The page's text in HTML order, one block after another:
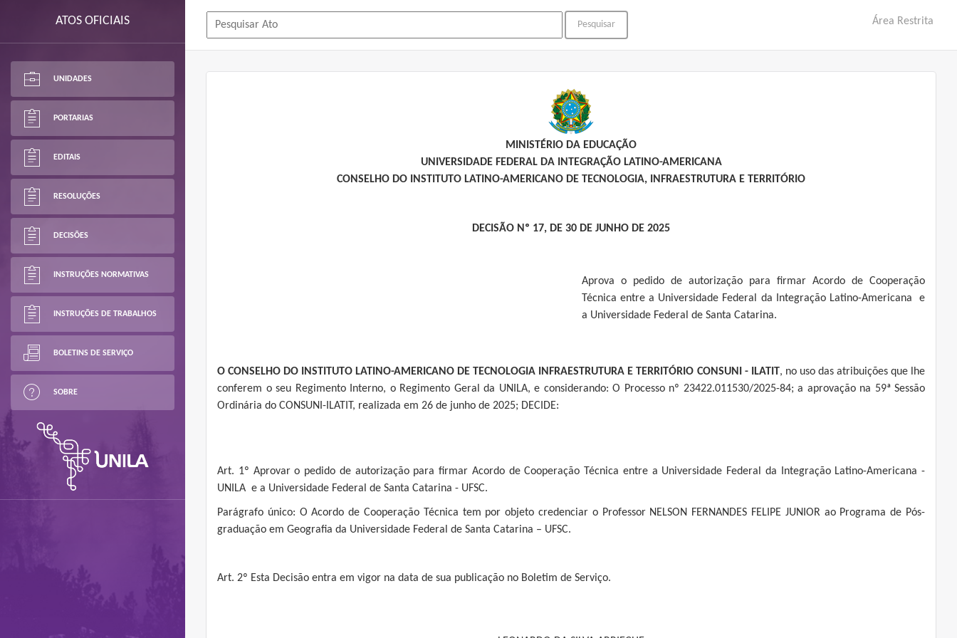
ATOS OFICIAIS
UNIDADES
PORTARIAS
EDITAIS
RESOLUÇÕES
DECISÕES
INSTRUÇÕES NORMATIVAS
INSTRUÇÕES DE TRABALHOS
BOLETINS DE SERVIÇO
SOBRE
Área Restrita
MINISTÉRIO DA EDUCAÇÃO
UNIVERSIDADE FEDERAL DA INTEGRAÇÃO LATINO-AMERICANA
CONSELHO DO INSTITUTO LATINO-AMERICANO DE TECNOLOGIA, INFRAESTRUTURA E TERRITÓRIO
DECISÃO Nº 17, DE 30 DE JUNHO DE 2025
Aprova o pedido de autorização para firmar Acordo de Cooperação
Técnica entre a Universidade Federal da Integração Latino-Americana e
a Universidade Federal de Santa Catarina.
O CONSELHO DO INSTITUTO LATINO-AMERICANO DE TECNOLOGIA INFRAESTRUTURA E TERRITÓRIO CONSUNI - ILATIT, no uso das atribuições que lhe
conferem o seu Regimento Interno, o Regimento Geral da UNILA, e considerando: O Processo nº 23422.011530/2025-84; a aprovação na 59ª Sessão
Ordinária do CONSUNI-ILATIT, realizada em 26 de junho de 2025; DECIDE:
Art. 1º Aprovar o pedido de autorização para firmar Acordo de Cooperação Técnica entre a Universidade Federal da Integração Latino-Americana -
UNILA e a Universidade Federal de Santa Catarina - UFSC.
Parágrafo único: O Acordo de Cooperação Técnica tem por objeto credenciar o Professor NELSON FERNANDES FELIPE JUNIOR ao Programa de Pós-
graduação em Geografia da Universidade Federal de Santa Catarina – UFSC.
Art. 2º Esta Decisão entra em vigor na data de sua publicação no Boletim de Serviço.